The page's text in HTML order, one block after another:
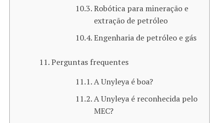
Robótica para mineração e
extração de petróleo
Engenharia de petróleo e gás
Perguntas frequentes
A Unyleya é boa?
A Unyleya é reconhecida pelo
MEC?